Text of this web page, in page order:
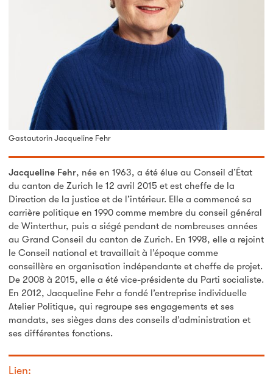
Gastautorin Jacqueline Fehr
Jacqueline Fehr, née en 1963, a été élue au Conseil d’État
du canton de Zurich le 12 avril 2015 et est cheffe de la
Direction de la justice et de l’intérieur. Elle a commencé sa
carrière politique en 1990 comme membre du conseil général
de Winterthur, puis a siégé pendant de nombreuses années
au Grand Conseil du canton de Zurich. En 1998, elle a rejoint
le Conseil national et travaillait à l’époque comme
conseillère en organisation indépendante et cheffe de projet.
De 2008 à 2015, elle a été vice-présidente du Parti socialiste.
En 2012, Jacqueline Fehr a fondé l’entreprise individuelle
Atelier Politique, qui regroupe ses engagements et ses
mandats, ses sièges dans des conseils d’administration et
ses différentes fonctions.
Lien: